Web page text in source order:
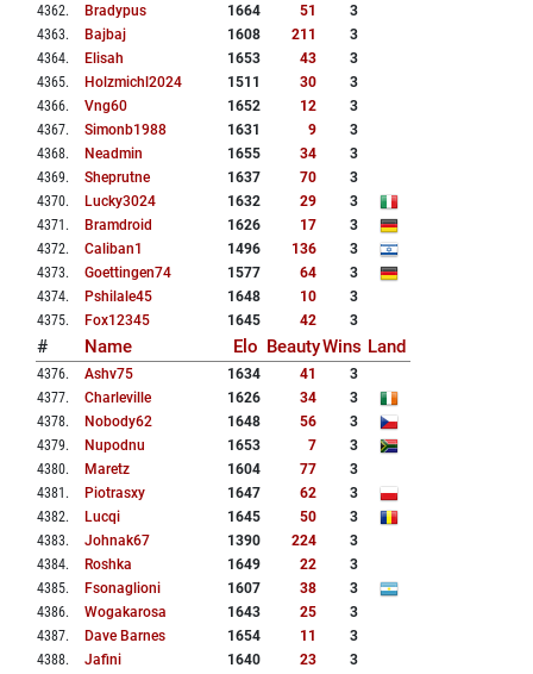
4362. Bradypus 1664 51
3
4363. Bajbaj 1608 211
3
4364. Elisah 1653 43
3
4365. Holzmichl2024 1511 30
3
4366. Vng60 1652 12
3
4367. Simonb1988 1631 9
3
4368. Neadmin 1655 34
3
4369. Sheprutne 1637 70
3
4370. Lucky3024 1632 29
3
4371 . Bramdroid 1626 17
3
4372. Caliban1 1496 136
3
4373. Goettingen74 1577 64
3
4374. Pshilale45 1648 10
3
4375. Fox12345 1645 42 3
# Name Elo BeautyWins Land
4376. Ashv75 1634 41
3
4377. Charleville 1626 34
3
4378. Nobody62 1648 56
3
4379. Nupodnu 1653 7
3
4380. Maretz 1604 77
3
4381 . Piotrasxy 1647 62
3
4382. Lucqi 1645 50
3
4383. Johnak67 1390 224
3
4384. Roshka 1649 22
3
4385. Fsonaglioni 1607 38
3
4386. Wogakarosa 1643 25
3
4387. Dave Barnes 1654 11
3
4388. Jafini 1640 23
3